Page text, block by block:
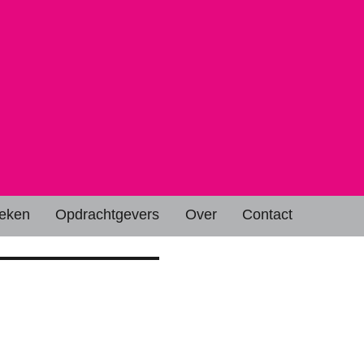
Opdrachtgevers Over Contact